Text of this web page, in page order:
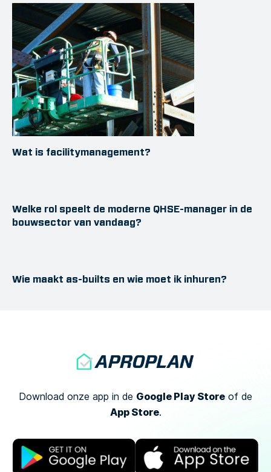
Wat is facilitymanagement?
Welke rol speelt de moderne QHSE-manager in de
bouwsector van vandaag?
Wie maakt as-builts en wie moet ik inhuren?
Download onze app in de Google Play Store of de
App Store.